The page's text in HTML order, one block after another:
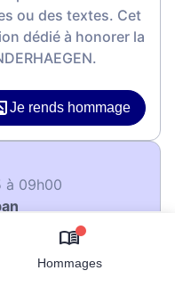
Hommages
ou des textes. Cet
dédié à honorer la
Je rends hommage
à 09h00